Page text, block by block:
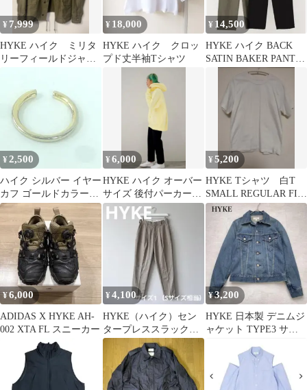
¥ 7,999
HYKE ハイク ミリタ
リーフィールドジャケ
¥ 18,000
HYKE ハイク クロッ
プド丈半袖Tシャツ
¥ 14,500
HYKE ハイク BACK
SATIN BAKER PANTS
¥2,500
ハイク シルバー イヤー
カフ ゴールドカラー
Hyke
¥6,000
HYKE ハイク オーバー
サイズ 後付パーカー
サイズ2
¥5,200
HYKE Tシャツ 白T
SMALL REGULAR FIT
ホワイト
¥6,000
ADIDAS X HYKE AH-
002 XTA FL スニーカー
¥4,100
HYKE（ハイク）セン
タープレススラックス
チノパン Sサイズ 日
¥3,200
HYKE 日本製 デニムジ
ャケット TYPE3 サイ